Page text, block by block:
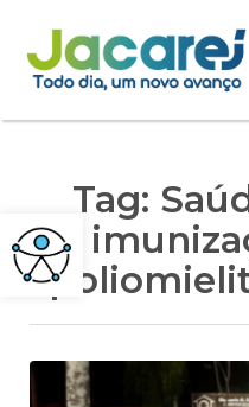
Pular
para
o
Tag: